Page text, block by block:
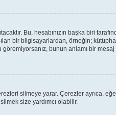
Bu, hesabınızın başka biri
bir bilgisayarlardan, örneğin;
göremiyorsanız, bunun anlamı bir
silmeye yarar. Çerezler ayrıca,
size yardımcı olabilir.